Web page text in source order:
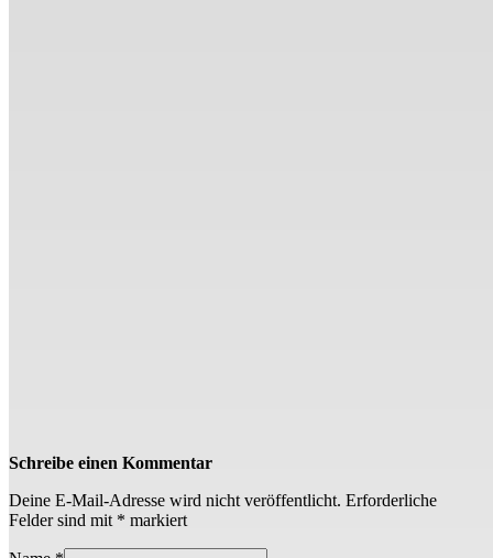
Schreibe einen Kommentar
Deine E-Mail-Adresse wird nicht veröffentlicht. Erforderliche
Felder sind mit * markiert